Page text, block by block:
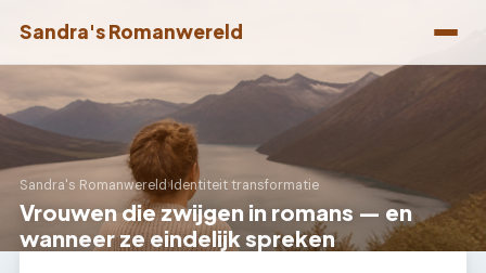
Sandra's Romanwereld
Sandra's Romanwereld›Identiteit transformatie
Vrouwen die zwijgen in romans — en
wanneer ze eindelijk spreken